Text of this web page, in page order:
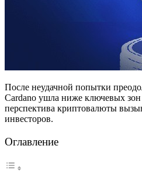
После неудачной попытки
Cardano ушла ниже ключевых
перспектива криптовалюты
инвесторов.
Оглавление